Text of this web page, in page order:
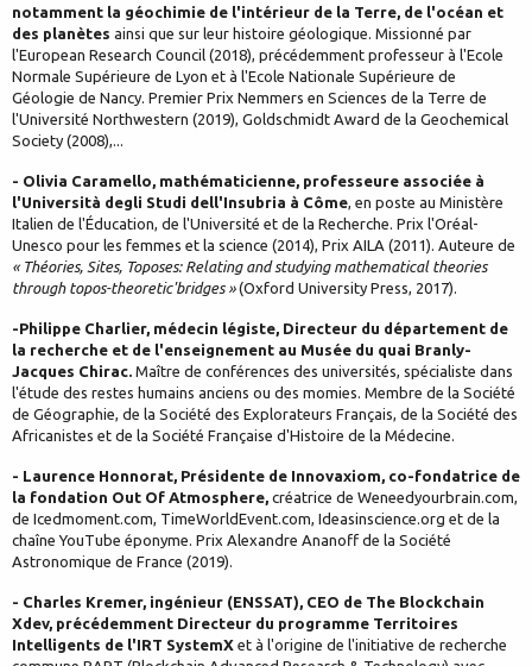
notamment la géochimie de l'intérieur de la Terre, de l'océan et
des planètes ainsi que sur leur histoire géologique. Missionné par
l'European Research Council (2018), précédemment professeur à l'Ecole
Normale Supérieure de Lyon et à l'Ecole Nationale Supérieure de
Géologie de Nancy. Premier Prix Nemmers en Sciences de la Terre de
l'Université Northwestern (2019), Goldschmidt Award de la Geochemical
Society (2008),...
- Olivia Caramello, mathématicienne, professeure associée à
l'Università degli Studi dell'Insubria à Côme , en poste au Ministère
Italien de l'Éducation, de l'Université et de la Recherche. Prix l'Oréal-
Unesco pour les femmes et la science (2014), Prix AILA (2011). Auteure de
« Théories, Sites, Toposes: Relating and studying mathematical theories
through topos-theoretic'bridges »(Oxford University Press, 2017).
-Philippe Charlier, médecin légiste, Directeur du département de
la recherche et de l'enseignement au Musée du quai Branly-
Jacques Chirac. Maître de conférences des universités, spécialiste dans
l'étude des restes humains anciens ou des momies. Membre de la Société
de Géographie, de la Société des Explorateurs Français, de la Société des
Africanistes et de la Société Française d'Histoire de la Médecine.
- Laurence Honnorat, Présidente de Innovaxiom, co-fondatrice de
la fondation Out Of Atmosphere, créatrice de Weneedyourbrain.com,
de Icedmoment.com, TimeWorldEvent.com, Ideasinscience.org et de la
chaîne YouTube éponyme. Prix Alexandre Ananoff de la Société
Astronomique de France (2019).
- Charles Kremer, ingénieur (ENSSAT), CEO de The Blockchain
Xdev, précédemment Directeur du programme Territoires
Intelligents de l'IRT SystemX et à l'origine de l'initiative de recherche